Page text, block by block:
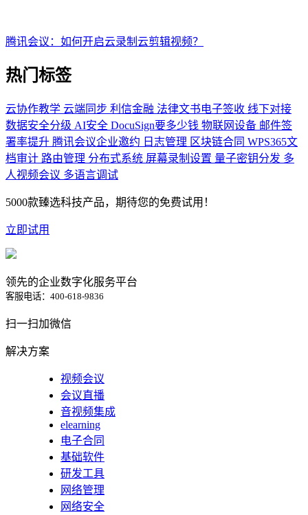
腾讯会议：如何开启云录制云剪辑视频？
热门标签
云协作教学 云端同步 利信金融 法律文书电子签收 线下对接
数据安全分级 AI安全 DocuSign要多少钱 物联网设备 邮件签
署率提升 腾讯会议企业邀约 日志管理 区块链合同 WPS365文
档审计 路由管理 分布式系统 屏幕录制设置 量子密钥分发 多
人视频会议 多语言调试
5000款臻选科技产品，期待您的免费试用！
立即试用
领先的企业数字化服务平台
客服电话：400-618-9836
扫一扫加微信
解决方案
视频会议
会议直播
音视频集成
elearning
电子合同
基础软件
研发工具
网络管理
网络安全